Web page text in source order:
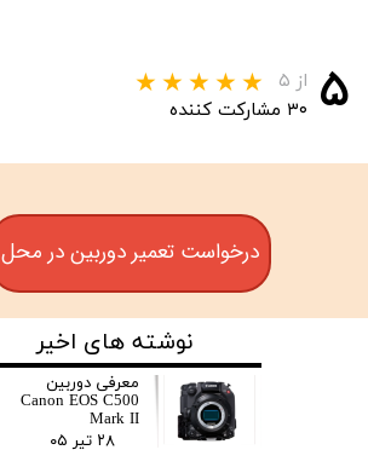
۵ از ۵
۳۰ مشارکت کننده
نوشته های اخیر
معرفی دوربین
Canon EOS C500
Mark II
۲۸ تیر ۰۵
درخواست تعمیر دوربین در محل